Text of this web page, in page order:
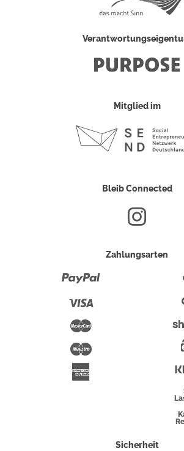
Mitglied im
Bleib Connected
Zahlungsarten
Maestro
Sicherheit